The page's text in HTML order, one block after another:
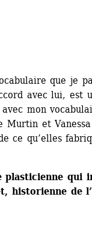
que je
avec lui, est
mon
Murtin et Vanessa
ce qu’elles
plasticienne qui
historienne de